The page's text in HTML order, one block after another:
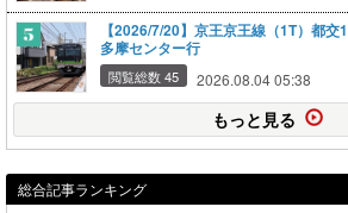
【2026/7/20】京王京王線（1T）都交
多摩センター行
閲覧総数 45 2026.08.04 05:38
もっと見る
総合記事ランキング